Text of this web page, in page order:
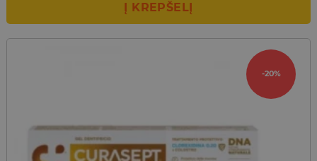
Į KREPŠELĮ
-20%